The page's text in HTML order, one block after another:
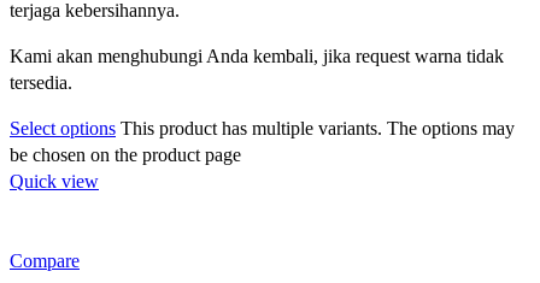
terjaga kebersihannya.
Kami akan menghubungi Anda kembali, jika request warna tidak
tersedia.
Select options This product has multiple variants. The options may
be chosen on the product page
Quick view
Compare